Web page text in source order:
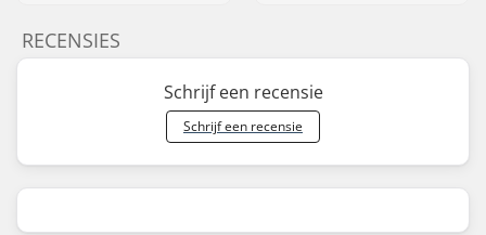
RECENSIES
Schrijf een recensie
Schrijf een recensie